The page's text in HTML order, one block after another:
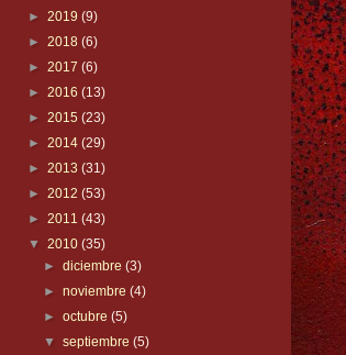
► 2019 (9)
► 2018 (6)
► 2017 (6)
► 2016 (13)
► 2015 (23)
► 2014 (29)
► 2013 (31)
► 2012 (53)
► 2011 (43)
▼ 2010 (35)
►diciembre(3)
►noviembre(4)
►octubre(5)
▼septiembre(5)